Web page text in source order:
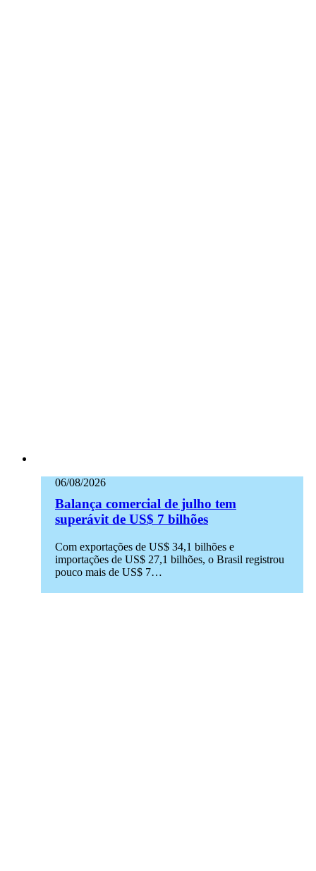
06/08/2026
Balança comercial de julho tem
superávit de US$ 7 bilhões
Com exportações de US$ 34,1 bilhões e
importações de US$ 27,1 bilhões, o Brasil registrou
pouco mais de US$ 7…